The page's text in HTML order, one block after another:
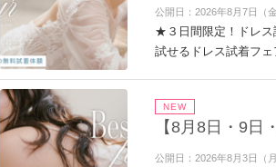
公開日：2026年8月7日（金
★３日間限定！ドレス
試せるドレス試着フ
NEW
【8月8日・9日
公開日：2026年8月3日（月